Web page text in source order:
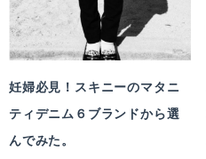
妊婦必見！スキニーのマタニ
ティデニム６ブランドから選
んでみた。